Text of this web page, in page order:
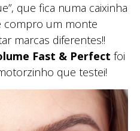
que fica numa caixinha
compro um monte
marcas diferentes!!
Fast & Perfect foi
que testei!